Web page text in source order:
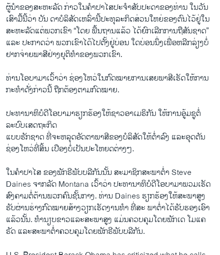
ພາສາຕ່າງໆ
ຜູ້ນຳຂອງສະຫະລັດ ກ່າວໃນຄຳປາໄສປະຈຳສັບປະດາຂອງທ່ານ ໃນວັນ
ເສົາມື້ນີ້ວ່າ ບັນ ດາບໍລິສັດເຫລົ່ານີ້ປະທຸລະກິດສ່ວນໃຫຍ່ຂອງຕົນໄວ້ຢູ່ໃນ
ສະຫະລັດແຕ່ພວກເຂົາ “ໂດຍ ພື້ນຖານແລ້ວ ໄດ້ຍົກເລີກການຖືສັນຊາດ”
ແລະ ປະກາດວ່າ ພວກເຂົາໄດ້ໄປຕັ້ງຢູ່ບ່ອນ ໃດບ່ອນນຶ່ງເພື່ອຫລີກລ່ຽງບໍ່
ຢາກຈ່າຍພາສີຢ່າງຍຸຕິທຳຂອງພວກເຂົາ.
ທ່ານໂອບາມາເວົ້າວ່າ ຊ່ອງໂຫວ່ໃນກົດໝາຍການເສຍພາສີເຮັດໃຫ້ການ
ກະທຳດັ່ງກ່າວນີ້ ຖືກຕ້ອງຕາມກົດໝາຍ.
ປະທານາທິບໍດີໂອບາມາຮຽກຮ້ອງໃຫ້ຊາວອາເມຣິກັນ ໃຫ້ການອູ້ມຊູຕໍ່
ລະບົບເສດຖະກິດ
ແບບຮັກຊາດ ທີ່ຈະຫລຸດອັດຕາພາສີຂອງບໍລິສັດໃຫ້ຕ່ຳລົງ ແລະອຸດຕັນ
ຊ່ອງໂຫວ່ທີ່ສິ້ນ ເປືອງບໍ່ເປັນປະໂຫຍດຕ່າງໆ.
ໃນຄຳປາໄສ ຂອງພັກຣີພັບບລີກັນນັ້ນ ສະມາຊິກສະພາຕ່ຳ Steve
Daines ຈາກລັດ Montana ເວົ້າວ່າ ປະທານາທິບໍດີໂອບາມາພວມເຮັດ
ສົງຄາມຕໍ່ຕ້ານພວກຄົນຊັ້ນກາງ. ທ່ານ Daines ຮຽກຮ້ອງໃຫ້ສະພາສູງ
ຮັບຜ່ານຮ່າງກົດໝາຍສ້າງວຽກເຮັດງານທຳ ທີ່ສະ ພາຕ່ຳໄດ້ຮັບຮອງເອົາ
ແລ້ວນັ້ນ. ທຳນຽບຂາວແລະສະພາສູງ ແມ່ນຄວບຄຸມໂດຍພັກເດ ໂມແຄ
ຣັດ ແລະສະພາຕ່ຳຄວບຄຸມໂດຍພັກຣີພັບບລີກັນ.